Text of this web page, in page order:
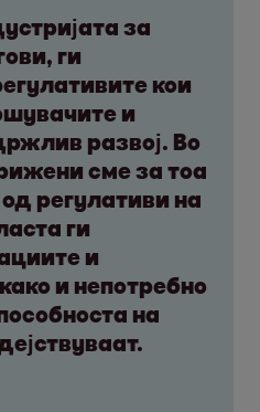
за
ги
кои
и
развој. Во
сме за тоа
регулативи на
ги
и
и непотребно
на